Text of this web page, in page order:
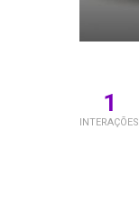
1
INTERAÇÕES